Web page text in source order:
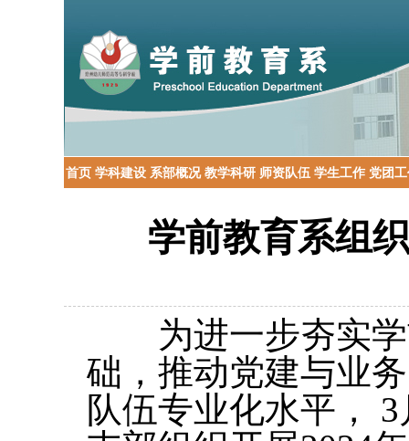
首页 学科建设 系部概况 教学科研 师资队伍 学生工作 党团
学前教育系组
为进一步夯实学
础，推动党建与业
队伍专业化水平，